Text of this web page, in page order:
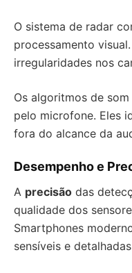
O sistema de radar
processamento
irregularidades nos
Os algoritmos de
pelo microfone. Eles
fora do alcance da
Desempenho e
A precisão das
qualidade dos
Smartphones
sensíveis e